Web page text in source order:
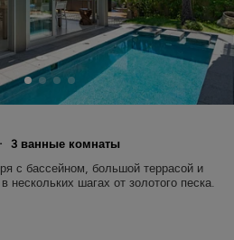
· 3 ванные комнаты
с бассейном, большой террасой и
шагах от золотого песка.